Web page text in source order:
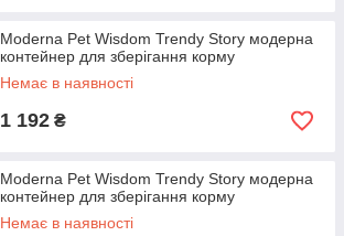
Moderna Pet Wisdom Trendy Story модерна
контейнер для зберігання корму
Немає в наявності
1 192 ₴
Moderna Pet Wisdom Trendy Story модерна
контейнер для зберігання корму
Немає в наявності